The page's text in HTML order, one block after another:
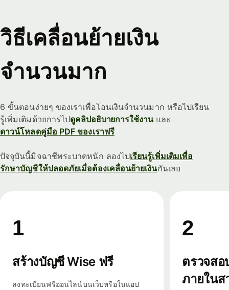
วิธีเคลื่อนย้ายเงิน
จำนวนมาก
6 ขั้นตอนง่ายๆ ของเราเพื่อโอนเงินจำนวนมาก หรือไปเรียน
รู้เพิ่มเติมด้วยการไปดูคลิปอธิบายการใช้งานและ
ดาวน์โหลดคู่มือ PDF ของเราฟรี
ปัจจุบันนี้มิจฉาชีพระบาดหนัก ลองไปเรียนรู้เพิ่มเติมเพื่อ
รักษาบัญชีให้ปลอดภัยเมื่อต้องเคลื่อนย้ายเงินกันเลย
1
สร้างบัญชี Wise ฟรี
ลงทะเบียนฟรีออนไลน์บนเว็บหรือในแอป
2
ตรวจสอ
ภายในส